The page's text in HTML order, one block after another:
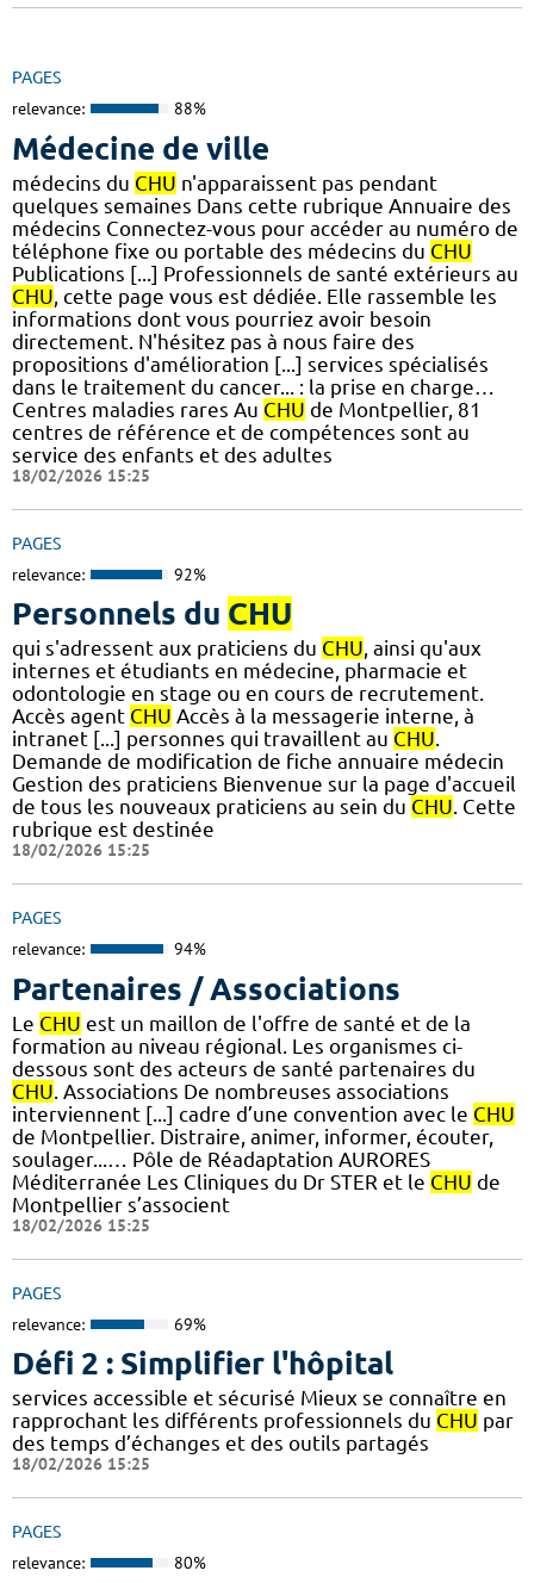
PAGES
relevance: 88%
Médecine de ville
médecins du CHU n'apparaissent pas pendant
quelques semaines Dans cette rubrique Annuaire des
médecins Connectez-vous pour accéder au numéro de
téléphone fixe ou portable des médecins du CHU
Publications [...] Professionnels de santé extérieurs au
CHU , cette page vous est dédiée. Elle rassemble les
informations dont vous pourriez avoir besoin
directement. N'hésitez pas à nous faire des
propositions d'amélioration [...] services spécialisés
dans le traitement du cancer... : la prise en charge…
Centres maladies rares Au CHU de Montpellier, 81
centres de référence et de compétences sont au
service des enfants et des adultes
18/02/2026 15:25
PAGES
relevance: 92%
Personnels du CHU
qui s'adressent aux praticiens du CHU, ainsi qu'aux
internes et étudiants en médecine, pharmacie et
odontologie en stage ou en cours de recrutement.
Accès agent CHU Accès à la messagerie interne, à
intranet [...] personnes qui travaillent au CHU.
Demande de modification de fiche annuaire médecin
Gestion des praticiens Bienvenue sur la page d'accueil
de tous les nouveaux praticiens au sein du CHU. Cette
rubrique est destinée
18/02/2026 15:25
PAGES
relevance: 94%
Partenaires / Associations
Le CHU est un maillon de l'offre de santé et de la
formation au niveau régional. Les organismes ci-
dessous sont des acteurs de santé partenaires du
CHU . Associations De nombreuses associations
interviennent [...] cadre d’une convention avec le CHU
de Montpellier. Distraire, animer, informer, écouter,
soulager...… Pôle de Réadaptation AURORES
Méditerranée Les Cliniques du Dr STER et le CHU de
Montpellier s’associent
18/02/2026 15:25
PAGES
relevance: 69%
Défi 2 : Simplifier l'hôpital
services accessible et sécurisé Mieux se connaître en
rapprochant les différents professionnels du CHU par
des temps d’échanges et des outils partagés
18/02/2026 15:25
PAGES
relevance: 80%